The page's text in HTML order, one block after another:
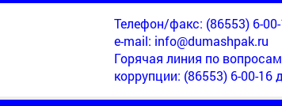
Телефон/факс: (86553) 6-
e-mail: info@dumashpak.ru
Горячая линия по
коррупции: (86553) 6-00-16